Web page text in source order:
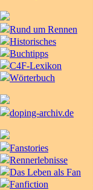
Rund um Rennen
Historisches
Buchtipps
C4F-Lexikon
Wörterbuch
doping-archiv.de
Fanstories
Rennerlebnisse
Das Leben als Fan
Fanfiction